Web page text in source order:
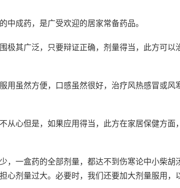
中成药，是广受欢迎的居家常备药品。
极其广泛，只要辩证正确，剂量得当，此方可以
用虽然方便，口感虽然很好，治疗风热感冒或风
心但是，如果应用得当，此方在家居保健方面，
，一盒药的全部剂量，都达不到伤寒论中小柴胡
心剂量过大。必要时，我们还要加大剂量服用，